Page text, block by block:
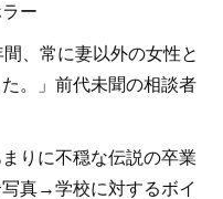
ー
間、常に妻以外の女性と
。」前代未聞の相談者
まりに不穏な伝説の卒業
真→学校に対するボイ